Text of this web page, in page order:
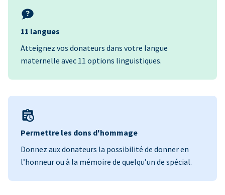
11 langues
Atteignez vos donateurs dans votre langue
maternelle avec 11 options linguistiques.
Permettre les dons d'hommage
Donnez aux donateurs la possibilité de donner en
l’honneur ou à la mémoire de quelqu’un de spécial.